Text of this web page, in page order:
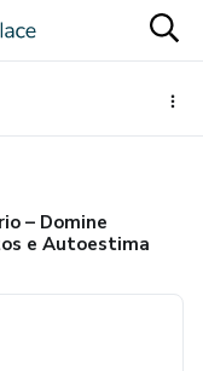
– Domine
e Autoestima